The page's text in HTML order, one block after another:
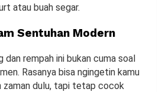
atau buah segar.
Sentuhan Modern
dan rempah ini bukan cuma soal
Rasanya bisa ngingetin kamu
zaman dulu, tapi tetap cocok